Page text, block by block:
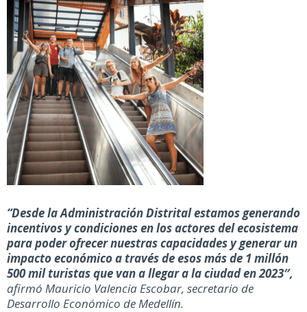
“Desde la Administración Distrital estamos generando
incentivos y condiciones en los actores del ecosistema
para poder ofrecer nuestras capacidades y generar un
impacto económico a través de esos más de 1 millón
500 mil turistas que van a llegar a la ciudad en 2023″,
afirmó Mauricio Valencia Escobar, secretario de
Desarrollo Económico de Medellín.